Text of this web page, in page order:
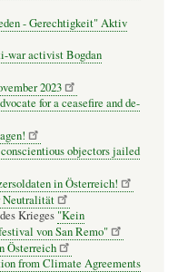
- Gerechtigkeit" Aktiv
war activist Bogdan
2023
for a ceasefire and de-
objectors jailed
in Österreich!
Neutralität
Krieges "Kein
von San Remo"
Österreich
from Climate Agreements